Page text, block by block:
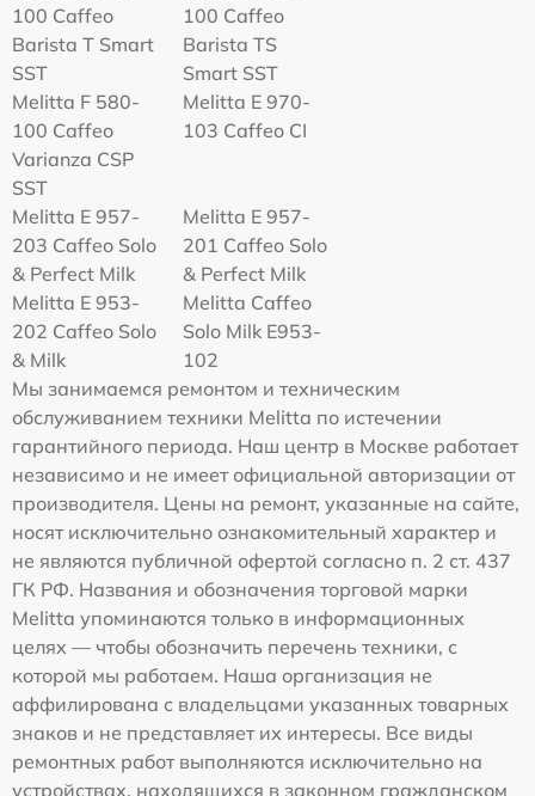
100 Caffeo
Barista T Smart
SST
100 Caffeo
Barista TS
Smart SST
Melitta F 580-
100 Caffeo
Varianza CSP
SST
Melitta Е 970-
103 Caffeo CI
Melitta E 957-
203 Caffeo Solo
& Perfect Milk
Melitta E 957-
201 Caffeo Solo
& Perfect Milk
Melitta Е 953-
202 Caffeo Solo
& Milk
Melitta Caffeo
Solo Milk E953-
102
Мы занимаемся ремонтом и техническим
обслуживанием техники Melitta по истечении
гарантийного периода. Наш центр в Москве работает
независимо и не имеет официальной авторизации от
производителя. Цены на ремонт, указанные на сайте,
носят исключительно ознакомительный характер и
не являются публичной офертой согласно п. 2 ст. 437
ГК РФ. Названия и обозначения торговой марки
Melitta упоминаются только в информационных
целях — чтобы обозначить перечень техники, с
которой мы работаем. Наша организация не
аффилирована с владельцами указанных товарных
знаков и не представляет их интересы. Все виды
ремонтных работ выполняются исключительно на
устройствах, находящихся в законном гражданском